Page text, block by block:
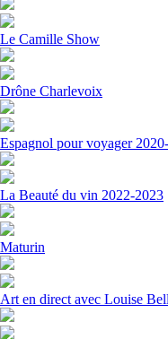
Le Camille Show
Drône Charlevoix
Espagnol pour voyager
La Beauté du vin 2022-2023
Maturin
Art en direct avec Louise